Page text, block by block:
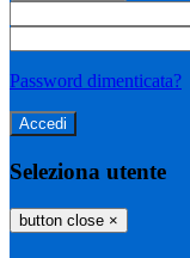
Password dimenticata?
Seleziona utente
button close ×